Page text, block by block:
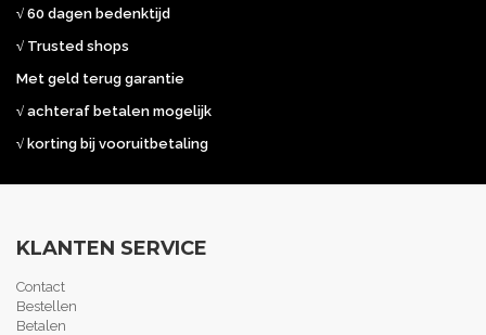
√ 60 dagen bedenktijd
√ Trusted shops
Met geld terug garantie
√ achteraf betalen mogelijk
√ korting bij vooruitbetaling
KLANTEN SERVICE
Contact
Bestellen
Betalen